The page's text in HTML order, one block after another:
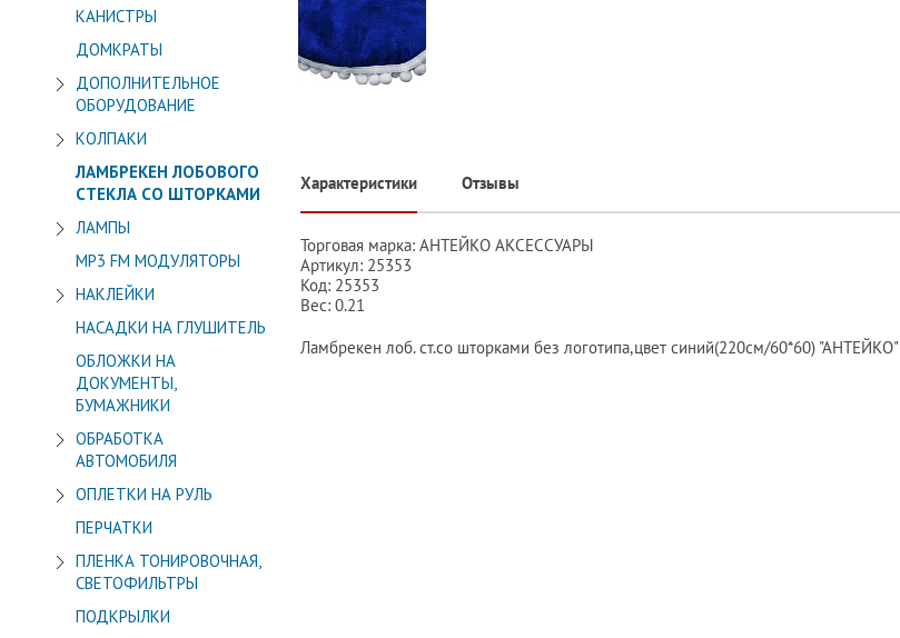
КАНИСТРЫ
ДОМКРАТЫ
ДОПОЛНИТЕЛЬНОЕ
ОБОРУДОВАНИЕ
КОЛПАКИ
ЛАМБРЕКЕН ЛОБОВОГО
СТЕКЛА СО ШТОРКАМИ
ЛАМПЫ
МР3 FM МОДУЛЯТОРЫ
НАКЛЕЙКИ
НАСАДКИ НА ГЛУШИТЕЛЬ
ОБЛОЖКИ НА
ДОКУМЕНТЫ,
БУМАЖНИКИ
ОБРАБОТКА
АВТОМОБИЛЯ
ОПЛЕТКИ НА РУЛЬ
ПЕРЧАТКИ
ПЛЕНКА ТОНИРОВОЧНАЯ,
СВЕТОФИЛЬТРЫ
ПОДКРЫЛКИ
Характеристики Отзывы
Торговая марка: АНТЕЙКО АКСЕССУАРЫ
Артикул: 25353
Код: 25353
Вес: 0.21
Ламбрекен лоб. ст.со шторками без логотипа,цвет синий(220см/60*60) "АНТЕЙКО"